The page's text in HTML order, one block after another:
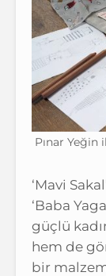
Pınar Yeğin
‘Mavi
‘Baba
güçlü
hem de
bir